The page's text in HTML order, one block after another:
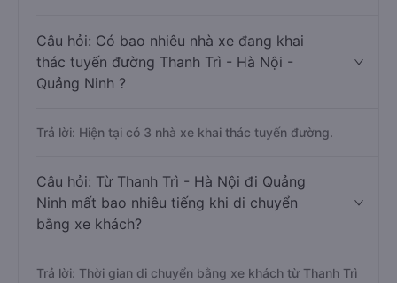
Câu hỏi: Có bao nhiêu nhà xe đang khai
thác tuyến đường Thanh Trì - Hà Nội -
Quảng Ninh ?
Trả lời: Hiện tại có 3 nhà xe khai thác tuyến đường.
Câu hỏi: Từ Thanh Trì - Hà Nội đi Quảng
Ninh mất bao nhiêu tiếng khi di chuyển
bằng xe khách?
Trả lời: Thời gian di chuyển bằng xe khách từ Thanh Trì